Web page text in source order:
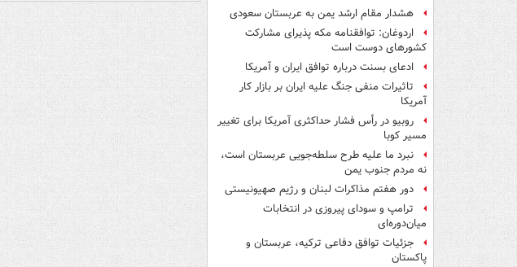
هشدار مقام ارشد یمن به عربستان سعودی
اردوغان: توافقنامه مکه پذیرای مشارکت
کشورهای دوست است
ادعای بسنت درباره توافق ایران و آمریکا
تاثیرات منفی جنگ علیه ایران بر بازار کار
آمریکا
روبیو در رأس فشار حداکثری آمریکا برای تغییر
مسیر کوبا
نبرد ما علیه طرح سلطه‌جویی عربستان است،
نه مردم جنوب یمن
دور هفتم مذاکرات لبنان و رژیم صهیونیستی
ترامپ و سودای پیروزی در انتخابات
میان‌دوره‌ای
جزئیات توافق دفاعی ترکیه، عربستان و
پاکستان